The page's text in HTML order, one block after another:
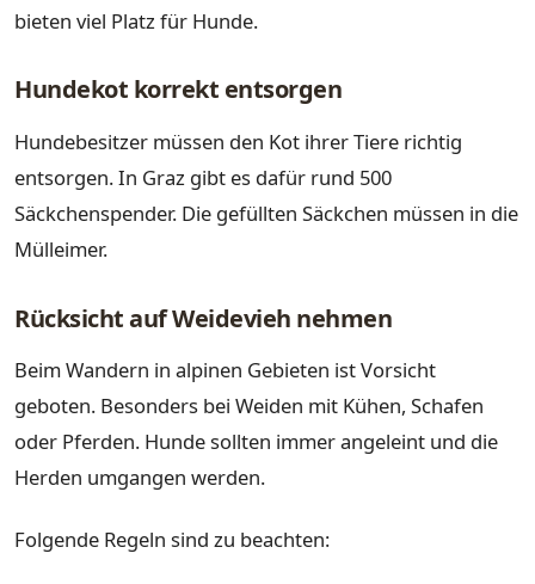
bieten viel Platz für Hunde.
Hundekot korrekt entsorgen
Hundebesitzer müssen den Kot ihrer Tiere richtig
entsorgen. In Graz gibt es dafür rund 500
Säckchenspender. Die gefüllten Säckchen müssen in die
Mülleimer.
Rücksicht auf Weidevieh nehmen
Beim Wandern in alpinen Gebieten ist Vorsicht
geboten. Besonders bei Weiden mit Kühen, Schafen
oder Pferden. Hunde sollten immer angeleint und die
Herden umgangen werden.
Folgende Regeln sind zu beachten: